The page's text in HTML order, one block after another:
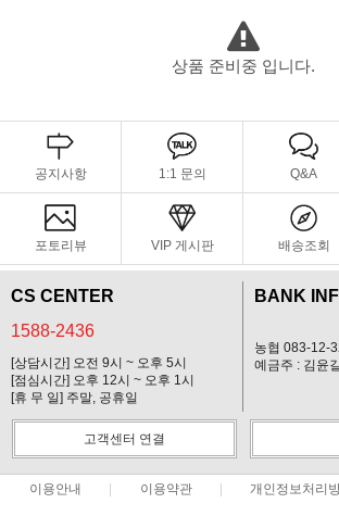
상품 준비중 입니다.
공지사항 1:1 문의 Q&A
포토리뷰 VIP 게시판 배송조회
CS CENTER
1588-2436
[상담시간] 오전 9시 ~ 오후 5시
[점심시간] 오후 12시 ~ 오후 1시
[휴 무 일] 주말, 공휴일
BANK
농협 083-12-
예금주 : 김윤길
고객센터 연결
이용안내 이용약관 개인정보처리